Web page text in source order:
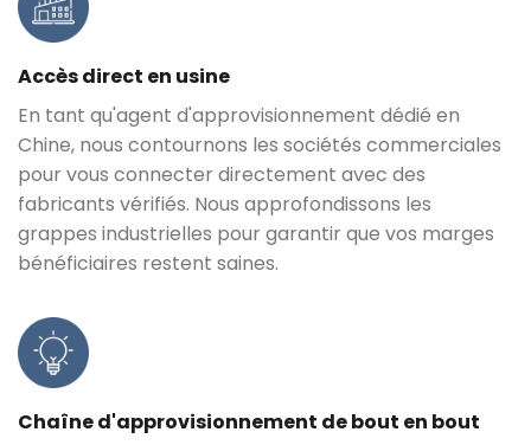
Accès direct en usine
En tant qu'agent d'approvisionnement dédié en
Chine, nous contournons les sociétés commerciales
pour vous connecter directement avec des
fabricants vérifiés. Nous approfondissons les
grappes industrielles pour garantir que vos marges
bénéficiaires restent saines.
Chaîne d'approvisionnement de bout en bout